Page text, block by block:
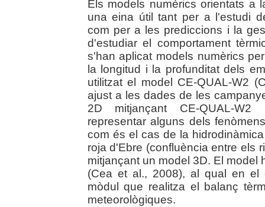
Els models numèrics orientats a
una eina útil tant per a l'estudi
com per a les prediccions i la
d'estudiar el comportament
s'han aplicat models numèrics
la longitud i la profunditat dels
utilitzat el model CE-QUAL-W2
ajust a les dades de les
2D mitjançant CE-QUAL-
representar alguns dels
com és el cas de la
roja d'Ebre (confluència entre els
mitjançant un model 3D. El model
(Cea et al., 2008), al qual en
mòdul que realitza el balanç
meteorològiques.